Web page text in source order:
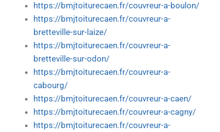
https://bmjtoiturecaen.fr/couvreur-a-boulon/
https://bmjtoiturecaen.fr/couvreur-a-
bretteville-sur-laize/
https://bmjtoiturecaen.fr/couvreur-a-
bretteville-sur-odon/
https://bmjtoiturecaen.fr/couvreur-a-
cabourg/
https://bmjtoiturecaen.fr/couvreur-a-caen/
https://bmjtoiturecaen.fr/couvreur-a-cagny/
https://bmjtoiturecaen.fr/couvreur-a-